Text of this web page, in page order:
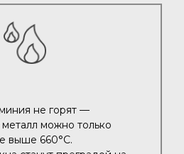
не горят —
металл можно только
выше 660°C.